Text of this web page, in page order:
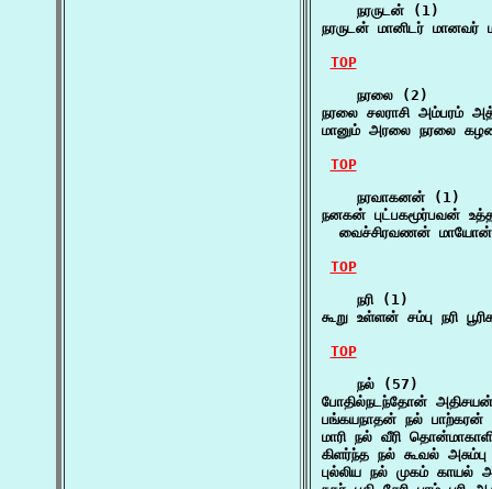
    நரருடன் (1)
நரருடன் மானிடர்
TOP
    நரலை (2)
நரலை சலராசி அம்பரம்
மானும் அரலை நரலை
TOP
    நரவாகனன் (1)
நனகன் புட்பகமூர்பவன்
வைச்சிரவணன்
TOP
    நரி (1)
கூறு உள்ளன் சம்பு நரி
TOP
    நல் (57)
போதில்நடந்தோன்
பங்கயநாதன் நல்
மாரி நல் வீரி
கிளர்ந்த நல் கூவல்
புல்லிய நல் முகம்